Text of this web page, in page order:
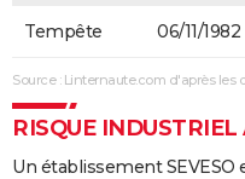
Tempête 06/11/1982
Source : Linternaute.com d'après les
RISQUE
Un établissement